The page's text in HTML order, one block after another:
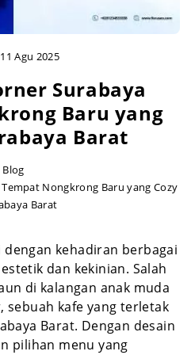
Agu 2025
Surabaya
Baru yang
Barat
Blog
Nongkrong Baru yang Cozy
Barat
kehadiran berbagai
dan kekinian. Salah
di kalangan anak muda
sebuah kafe yang terletak
Barat. Dengan desain
pilihan menu yang